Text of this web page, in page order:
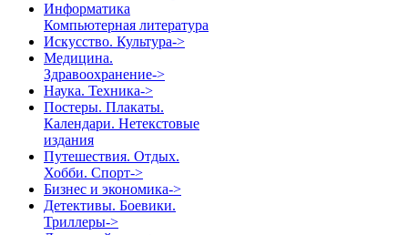
Информатика
Компьютерная литература
Искусство. Культура->
Медицина.
Здравоохранение->
Наука. Техника->
Постеры. Плакаты.
Календари. Нетекстовые
издания
Путешествия. Отдых.
Хобби. Спорт->
Бизнес и экономика->
Детективы. Боевики.
Триллеры->